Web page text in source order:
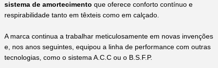
sistema de amortecimento que oferece conforto contínuo e
respirabilidade tanto em têxteis como em calçado.
A marca continua a trabalhar meticulosamente em novas invenções
e, nos anos seguintes, equipou a linha de performance com outras
tecnologias, como o sistema A.C.C ou o B.S.F.P.